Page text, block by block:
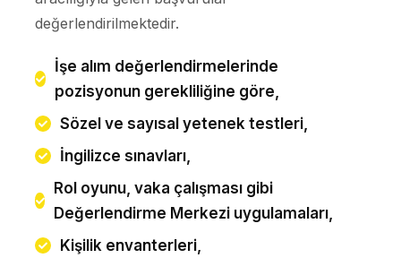
değerlendirilmektedir.
İşe alım değerlendirmelerinde
pozisyonun gerekliliğine göre,
Sözel ve sayısal yetenek testleri,
İngilizce sınavları,
Rol oyunu, vaka çalışması gibi
Değerlendirme Merkezi uygulamaları,
Kişilik envanterleri,